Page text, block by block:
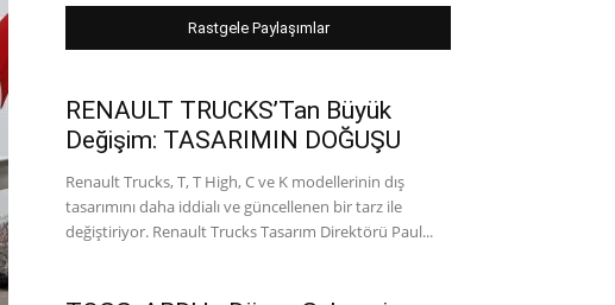
Rastgele Paylaşımlar
RENAULT TRUCKS’Tan Büyük
Değişim: TASARIMIN DOĞUŞU
Renault Trucks, T, T High, C ve K modellerinin dış
tasarımını daha iddialı ve güncellenen bir tarz ile
değiştiriyor. Renault Trucks Tasarım Direktörü Paul...